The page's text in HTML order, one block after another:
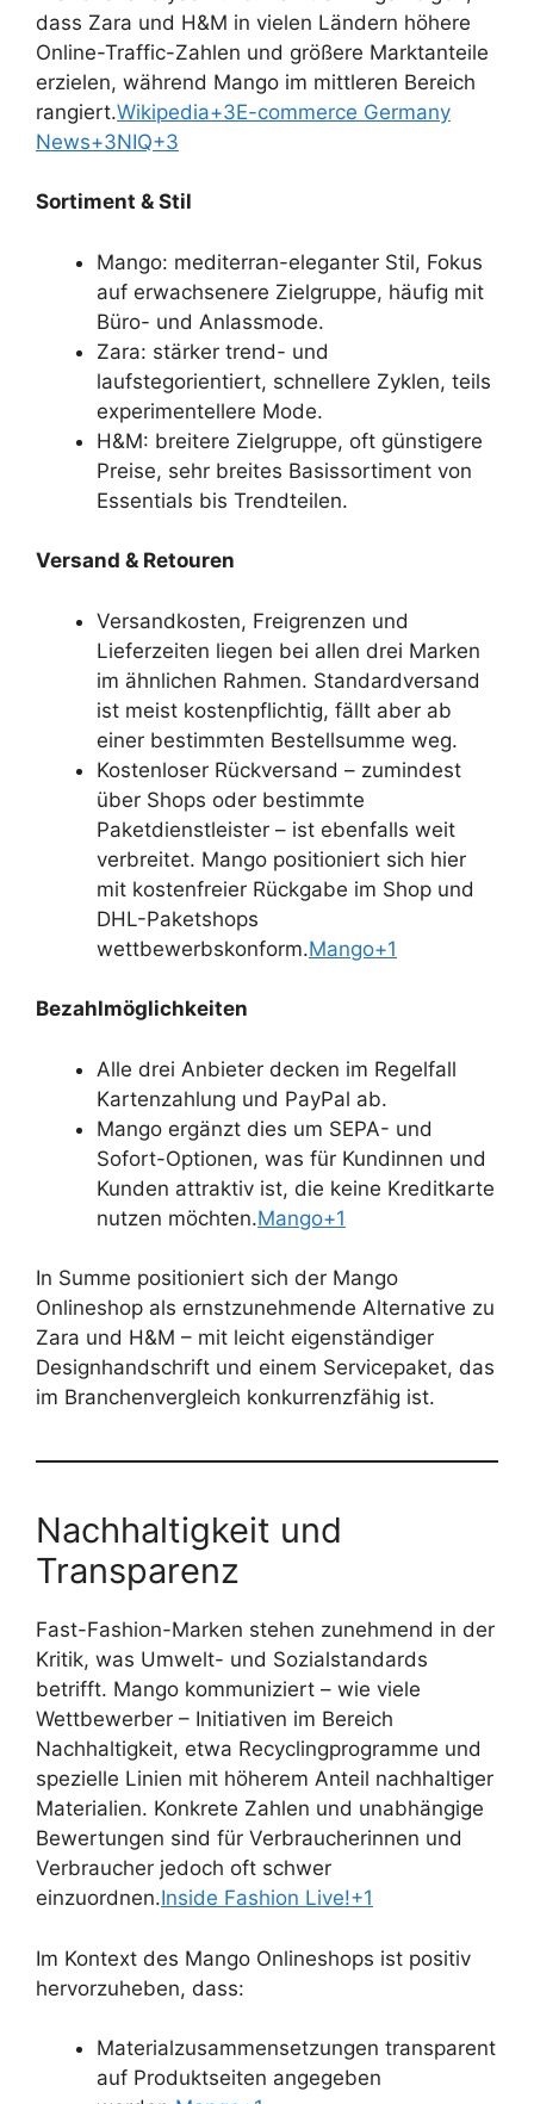
dass Zara und H&M in vielen Ländern höhere
Online-Traffic-Zahlen und größere Marktanteile
erzielen, während Mango im mittleren Bereich
rangiert.Wikipedia+3E-commerce Germany
News+3NIQ+3
Sortiment & Stil
Mango: mediterran-eleganter Stil, Fokus
auf erwachsenere Zielgruppe, häufig mit
Büro- und Anlassmode.
Zara: stärker trend- und
laufstegorientiert, schnellere Zyklen, teils
experimentellere Mode.
H&M: breitere Zielgruppe, oft günstigere
Preise, sehr breites Basissortiment von
Essentials bis Trendteilen.
Versand & Retouren
Versandkosten, Freigrenzen und
Lieferzeiten liegen bei allen drei Marken
im ähnlichen Rahmen. Standardversand
ist meist kostenpflichtig, fällt aber ab
einer bestimmten Bestellsumme weg.
Kostenloser Rückversand – zumindest
über Shops oder bestimmte
Paketdienstleister – ist ebenfalls weit
verbreitet. Mango positioniert sich hier
mit kostenfreier Rückgabe im Shop und
DHL-Paketshops
wettbewerbskonform.Mango+1
Bezahlmöglichkeiten
Alle drei Anbieter decken im Regelfall
Kartenzahlung und PayPal ab.
Mango ergänzt dies um SEPA- und
Sofort-Optionen, was für Kundinnen und
Kunden attraktiv ist, die keine Kreditkarte
nutzen möchten.Mango+1
In Summe positioniert sich der Mango
Onlineshop als ernstzunehmende Alternative zu
Zara und H&M – mit leicht eigenständiger
Designhandschrift und einem Servicepaket, das
im Branchenvergleich konkurrenzfähig ist.
Nachhaltigkeit und
Transparenz
Fast-Fashion-Marken stehen zunehmend in der
Kritik, was Umwelt- und Sozialstandards
betrifft. Mango kommuniziert – wie viele
Wettbewerber – Initiativen im Bereich
Nachhaltigkeit, etwa Recyclingprogramme und
spezielle Linien mit höherem Anteil nachhaltiger
Materialien. Konkrete Zahlen und unabhängige
Bewertungen sind für Verbraucherinnen und
Verbraucher jedoch oft schwer
einzuordnen.Inside Fashion Live!+1
Im Kontext des Mango Onlineshops ist positiv
hervorzuheben, dass:
Materialzusammensetzungen transparent
auf Produktseiten angegeben